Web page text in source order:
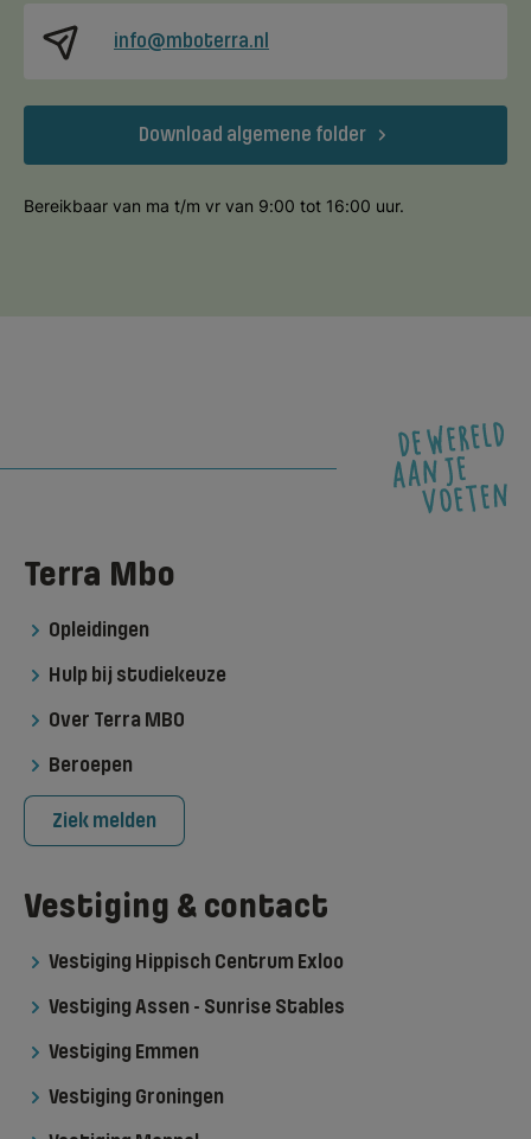
info@mboterra.nl
Download algemene folder
Bereikbaar van ma t/m vr van 9:00 tot 16:00 uur.
Terra Mbo
Opleidingen
Hulp bij studiekeuze
Over Terra MBO
Beroepen
Ziek melden
Vestiging & contact
Vestiging Hippisch Centrum Exloo
Vestiging Assen - Sunrise Stables
Vestiging Emmen
Vestiging Groningen